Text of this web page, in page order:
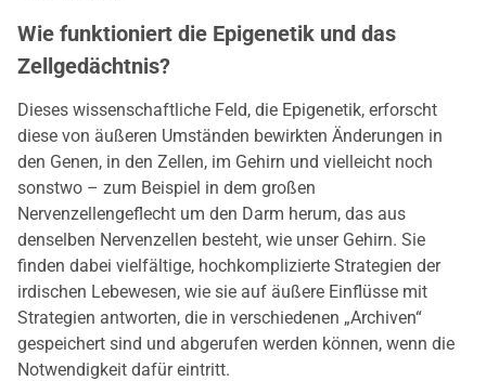
Wie funktioniert die Epigenetik und das
Zellgedächtnis?
Dieses wissenschaftliche Feld, die Epigenetik, erforscht
diese von äußeren Umständen bewirkten Änderungen in
den Genen, in den Zellen, im Gehirn und vielleicht noch
sonstwo – zum Beispiel in dem großen
Nervenzellengeflecht um den Darm herum, das aus
denselben Nervenzellen besteht, wie unser Gehirn. Sie
finden dabei vielfältige, hochkomplizierte Strategien der
irdischen Lebewesen, wie sie auf äußere Einflüsse mit
Strategien antworten, die in verschiedenen „Archiven“
gespeichert sind und abgerufen werden können, wenn die
Notwendigkeit dafür eintritt.